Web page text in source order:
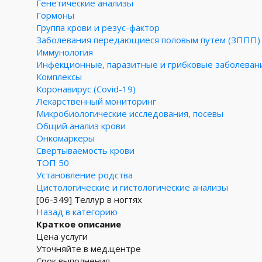
Генетические анализы
Гормоны
Группа крови и резус-фактор
Заболевания передающиеся половым путем (ЗППП)
Иммунология
Инфекционные, паразитные и грибковые
Комплексы
Коронавирус (Covid-19)
Лекарственный мониторинг
Микробиологические исследования, посевы
Общий анализ крови
Онкомаркеры
Свертываемость крови
ТОП 50
Установление родства
Цистологические и гистологические анализы
[06-349] Теллур в ногтях
Назад в категорию
Краткое описание
Цена услуги
Уточняйте в мед.центре